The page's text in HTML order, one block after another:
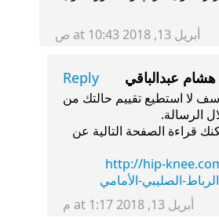
أبريل 13, 2018 at 10:43 ص
عبدالباقي Reply
لا استطيع تقييم حالتك من
الرسالة.
قراءة الصفحة التالية عن
http://hip-
أبريل 13, 2018 at 1:17 م